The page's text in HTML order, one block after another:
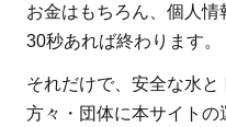
お金はもちろん、個人情
30秒あれば終わります。
それだけで、安全な水
方々・団体に本サイトの